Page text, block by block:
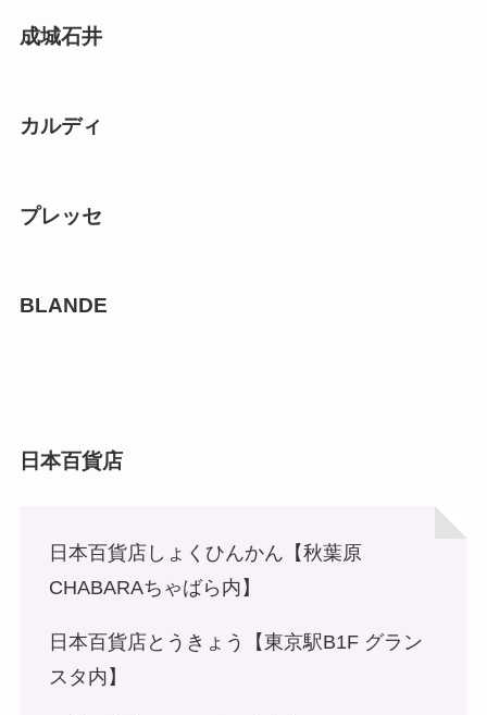
成城石井
カルディ
プレッセ
BLANDE
日本百貨店
日本百貨店しょくひんかん【秋葉原
CHABARAちゃばら内】
日本百貨店とうきょう【東京駅B1F グラン
スタ内】